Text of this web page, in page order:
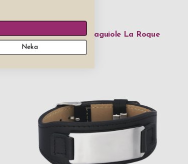
Champagnesabel Laguiole La Roque
Pris från 549 kr
Neka